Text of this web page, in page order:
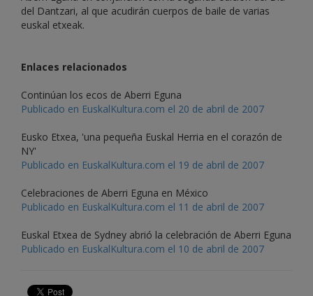
del Dantzari, al que acudirán cuerpos de baile de varias
euskal etxeak.
Enlaces relacionados
Continúan los ecos de Aberri Eguna
Publicado en EuskalKultura.com el 20 de abril de 2007
Eusko Etxea, 'una pequeña Euskal Herria en el corazón de
NY'
Publicado en EuskalKultura.com el 19 de abril de 2007
Celebraciones de Aberri Eguna en México
Publicado en EuskalKultura.com el 11 de abril de 2007
Euskal Etxea de Sydney abrió la celebración de Aberri Eguna
Publicado en EuskalKultura.com el 10 de abril de 2007